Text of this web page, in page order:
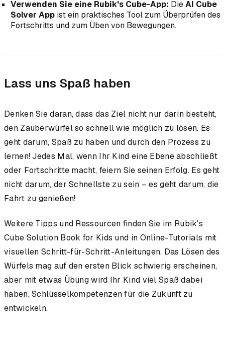
Verwenden Sie eine Rubik's Cube-App: DieAI Cube
Solver Appist ein praktisches Tool zum Überprüfen des
Fortschritts und zum Üben von Bewegungen.
Lass uns Spaß haben
Denken Sie daran, dass das Ziel nicht nur darin besteht,
den Zauberwürfel so schnell wie möglich zu lösen. Es
geht darum, Spaß zu haben und durch den Prozess zu
lernen! Jedes Mal, wenn Ihr Kind eine Ebene abschließt
oder Fortschritte macht, feiern Sie seinen Erfolg. Es geht
nicht darum, der Schnellste zu sein – es geht darum, die
Fahrt zu genießen!
Weitere Tipps und Ressourcen finden Sie im Rubik's
Cube Solution Book for Kids und in Online-Tutorials mit
visuellen Schritt-für-Schritt-Anleitungen. Das Lösen des
Würfels mag auf den ersten Blick schwierig erscheinen,
aber mit etwas Übung wird Ihr Kind viel Spaß dabei
haben, Schlüsselkompetenzen für die Zukunft zu
entwickeln.